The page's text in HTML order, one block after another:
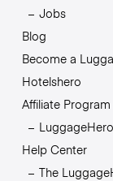
Jobs
Blog
Become a
Hotelshero
Affiliate Program
Help Center
The